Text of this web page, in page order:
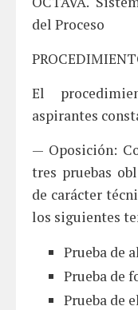
del Proceso
El
aspirantes
— Oposición:
tres pruebas
de carácter
los siguientes
Prueba de
Prueba de
Prueba de